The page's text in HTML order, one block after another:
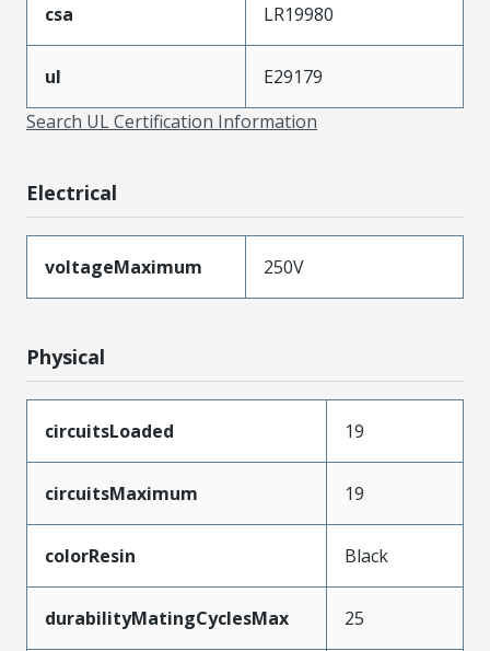
csa LR19980
ul
E29179
Search UL Certification Information
Electrical
voltageMaximum 250V
Physical
circuitsLoaded 19
circuitsMaximum 19
colorResin Black
durabilityMatingCyclesMax 25